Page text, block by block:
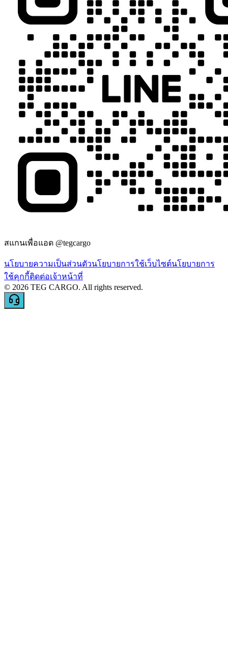
สแกนเพื่อแอด @tegcargo
นโยบายความเป็นส่วนตัวนโยบายการใช้เว็บไซต์นโยบายการ
ใช้คุกกี้ติดต่อเจ้าหน้าที่
© 2026 TEG CARGO. All rights reserved.